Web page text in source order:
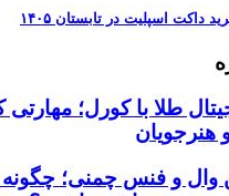
داکت اسپلیت در تابستان ۱۴۰۵
طلا با کورل؛ مهارتی
هنرجویان
و فنس چمنی؛ چگونه